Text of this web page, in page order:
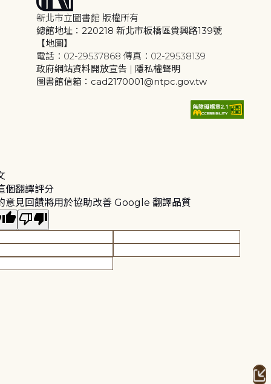
新北市立圖書館 版權所有
總館地址：220218 新北市板橋區貴興路139號
【地圖】
電話：02-29537868 傳真：02-29538139
政府網站資料開放宣告 | 隱私權聲明
圖書館信箱：cad2170001@ntpc.gov.tw
個翻譯評分
意見回饋將用於協助改善 Google 翻譯品質